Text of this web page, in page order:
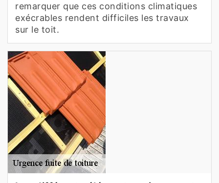
remarquer que ces conditions climatiques
exécrables rendent difficiles les travaux
sur le toit.